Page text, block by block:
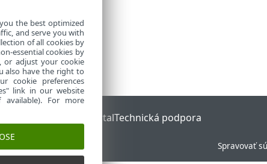
ESET Status PortalTechnická podpora
Spravovať
the best optimized
and serve you with
of all cookies by
essential cookies by
or adjust your cookie
also have the right to
cookie preferences
link in our website
For more